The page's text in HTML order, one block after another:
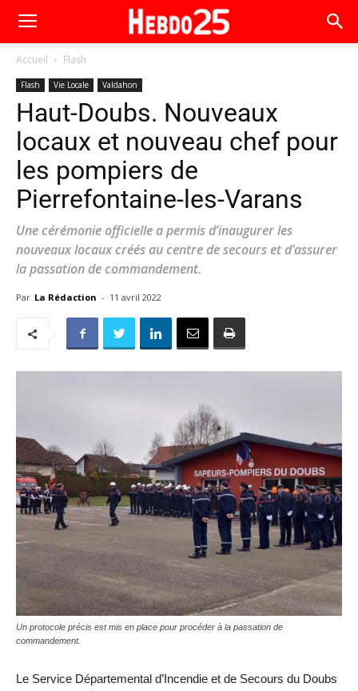
Accueil Flash
Flash Vie Locale Valdahon
Haut-Doubs. Nouveaux
locaux et nouveau chef pour
les pompiers de
Pierrefontaine-les-Varans
Une cérémonie officielle a permis d’inaugurer les
nouveaux locaux créés au centre de secours et d’assurer
la passation de commandement.
Par La Rédaction - 11 avril 2022
Un protocole précis est mis en place pour procéder à la passation de
commandement.
Le Service Départemental d’Incendie et de Secours du Doubs